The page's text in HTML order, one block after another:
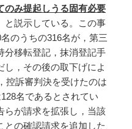
のみ提起しうる固有必要
と説示している。この事
のうちの316名が，第三
分移転登記，抹消登記手
，その後の取下げによ
控訴審判決を受けたのは
名であるとされてい
らが請求を拡張し，当該
との確認請求を追加した